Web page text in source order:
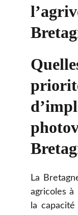
La
agricoles à
la